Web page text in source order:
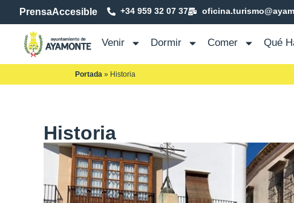
PrensaAccesible +34 959 32 07 37
Venir Dormir Comer Qué
Portada » Historia
Historia